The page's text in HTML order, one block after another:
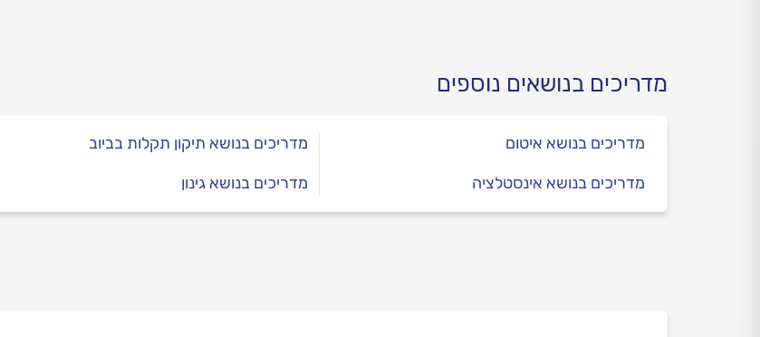
מדריכים בנושאים נוספים
מדריכים בנושא איטום
מדריכים בנושא אינסטלציה
מדריכים בנושא תיקון תקלות בביוב
מדריכים בנושא גינון